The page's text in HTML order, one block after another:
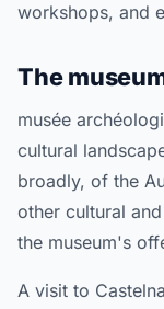
workshops, and
The
musée
cultural
broadly, of the
other cultural
the museum's
A visit to